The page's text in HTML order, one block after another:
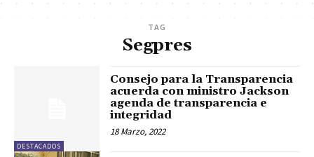
TAG
Segpres
DESTACADOS
Consejo para la Transparencia
acuerda con ministro Jackson
agenda de transparencia e
integridad
18 Marzo, 2022